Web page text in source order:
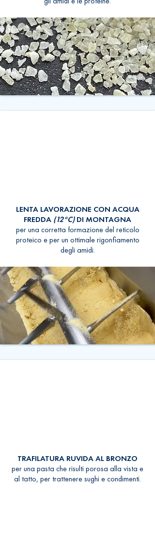
LENTA LAVORAZIONE CON ACQUA
FREDDA (12°C)DI MONTAGNA
per una corretta formazione del reticolo
proteico e per un ottimale rigonfiamento
degli amidi.
TRAFILATURA RUVIDA AL BRONZO
per una pasta che risulti porosa alla vista e
al tatto, per trattenere sughi e condimenti.